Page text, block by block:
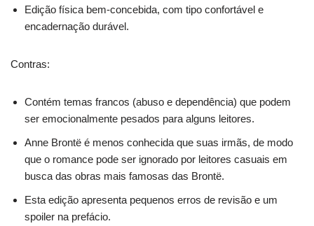
Edição física bem-concebida, com tipo confortável e
encadernação durável.
Contras:
Contém temas francos (abuso e dependência) que podem
ser emocionalmente pesados para alguns leitores.
Anne Brontë é menos conhecida que suas irmãs, de modo
que o romance pode ser ignorado por leitores casuais em
busca das obras mais famosas das Brontë.
Esta edição apresenta pequenos erros de revisão e um
spoiler na prefácio.